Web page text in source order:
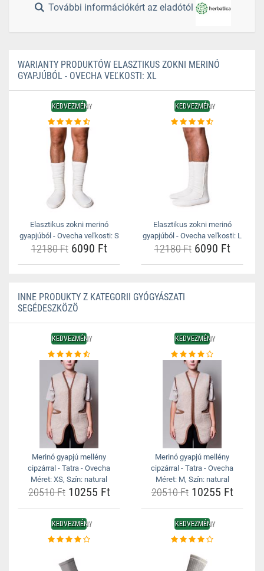
További információkért az eladótól
WARIANTY PRODUKTÓW ELASZTIKUS ZOKNI MERINÓ
GYAPJÚBÓL - OVECHA VEĽKOSTI: XL
KEDVEZMÉNY
Elasztikus zokni merinó
gyapjúból - Ovecha veľkosti: S
12180 Ft6090 Ft
KEDVEZMÉNY
Elasztikus zokni merinó
gyapjúból - Ovecha veľkosti: L
12180 Ft6090 Ft
INNE PRODUKTY Z KATEGORII GYÓGYÁSZATI
SEGÉDESZKÖZÖ
KEDVEZMÉNY
Merinó gyapjú mellény
cipzárral - Tatra - Ovecha
Méret: XS, Szín: natural
20510 Ft10255 Ft
KEDVEZMÉNY
Merinó gyapjú mellény
cipzárral - Tatra - Ovecha
Méret: M, Szín: natural
20510 Ft10255 Ft
KEDVEZMÉNY KEDVEZMÉNY